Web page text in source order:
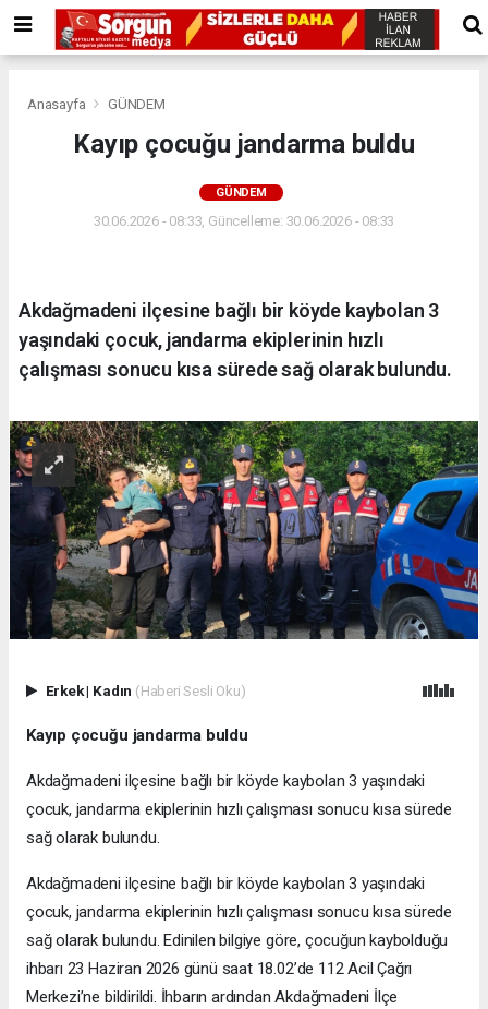
Anasayfa GÜNDEM
Kayıp çocuğu jandarma buldu
GÜNDEM
30.06.2026 - 08:33, Güncelleme: 30.06.2026 - 08:33
Akdağmadeni ilçesine bağlı bir köyde kaybolan 3
yaşındaki çocuk, jandarma ekiplerinin hızlı
çalışması sonucu kısa sürede sağ olarak bulundu.
Erkek| Kadın (Haberi Sesli Oku)
Kayıp çocuğu jandarma buldu
Akdağmadeni ilçesine bağlı bir köyde kaybolan 3 yaşındaki
çocuk, jandarma ekiplerinin hızlı çalışması sonucu kısa sürede
sağ olarak bulundu.
Akdağmadeni ilçesine bağlı bir köyde kaybolan 3 yaşındaki
çocuk, jandarma ekiplerinin hızlı çalışması sonucu kısa sürede
sağ olarak bulundu. Edinilen bilgiye göre, çocuğun kaybolduğu
ihbarı 23 Haziran 2026 günü saat 18.02’de 112 Acil Çağrı
Merkezi’ne bildirildi. İhbarın ardından Akdağmadeni İlçe